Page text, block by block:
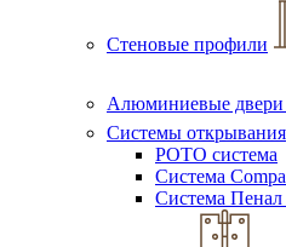
Стеновые профили
Алюминиевые двери
Системы открывания
РОТО система
Система
Система Пенал